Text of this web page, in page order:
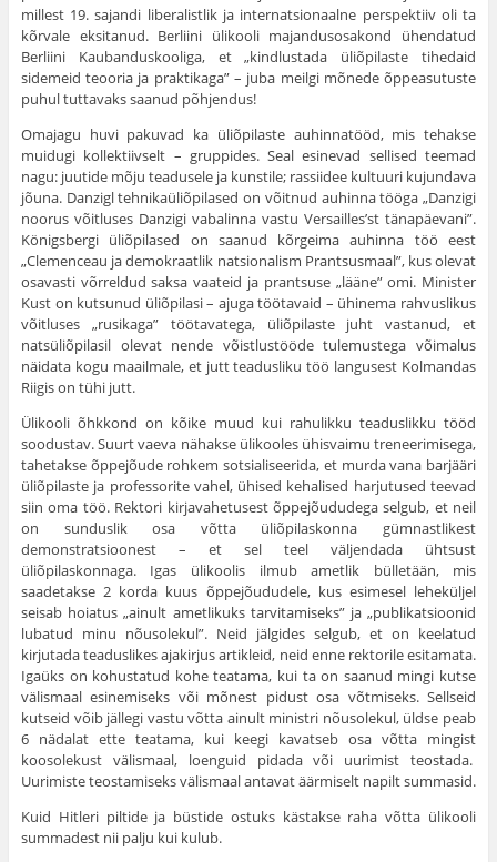
millest 19. sajandi libera­listlik ja internatsionaalne perspektiiv oli ta
kõrvale eksitanud. Berliini ülikooli majandusosakond ühendatud
Berliini Kauban­duskooliga, et „kindlustada üliõpilaste tihedaid
sidemeid teooria ja praktikaga” – juba meilgi mõnede õppeasutuste
puhul tuttavaks saanud põhjendus!
Omajagu huvi pakuvad ka üliõpilaste auhinnatööd, mis tehakse
muidugi kollektiivselt – gruppides. Seal esinevad sellised teemad
nagu: juutide mõju teadusele ja kunstile; rassiidee kultuuri kujundava
jõuna. Danzigl tehnikaüliõpilased on võitnud auhinna tööga „Danzigi
noorus võitluses Danzigi vabalinna vastu Versailles’st tänapäevani”.
Königsbergi üliõpilased on saanud kõrgeima auhinna töö eest
„Clemenceau ja demokraatlik natsionalism Prantsusmaal”, kus olevat
osavasti võrreldud saksa vaateid ja prantsuse „lääne” omi. Minister
Kust on kutsunud üliõpilasi – ajuga töötavaid – ühinema rahvuslikus
võitluses „rusikaga” töötavatega, üliõpilaste juht vastanud, et
natsüliõpilasil olevat nende võistlustööde tulemustega võimalus
näidata kogu maailmale, et jutt teadusliku töö langusest Kolmandas
Riigis on tühi jutt.
Ülikooli õhkkond on kõike muud kui rahulikku teaduslikku tööd
soodustav. Suurt vaeva nähakse ülikooles ühisvaimu treneerimisega,
tahetakse õppejõude rohkem sotsialiseerida, et murda vana barjääri
üliõpilaste ja professorite vahel, ühised kehalised harjutused teevad
siin oma töö. Rektori kirjavahetusest õppe­jõududega selgub, et neil
on sunduslik osa võtta üliõpilaskonna gümnastlikest
demonstratsioonest – et sel teel väljendada ühtsust
üliõpilaskonnaga. Igas ülikoolis ilmub ametlik bülletään, mis
saadetakse 2 korda kuus õppejõududele, kus esimesel leheküljel
seisab hoiatus „ainult ametlikuks tarvitamiseks” ja „publikatsioonid
lubatud minu nõusolekul”. Neid jälgides selgub, et on keelatud
kirjutada teaduslikes ajakirjus artikleid, neid enne rektorile esitamata.
Igaüks on kohustatud kohe teatama, kui ta on saanud mingi kutse
välismaal esinemi­seks või mõnest pidust osa võtmiseks. Sellseid
kutseid võib jällegi vastu võtta ainult ministri nõusolekul, üldse peab
6 nädalat ette teatama, kui keegi kavatseb osa võtta mingist
koosolekust välismaal, loenguid pidada või uurimist teostada.
Uurimiste teostamiseks välismaal antavat äärmiselt napilt summasid.
Kuid Hitleri piltide ja büstide ostuks kästakse raha võtta ülikooli
summadest nii palju kui kulub.